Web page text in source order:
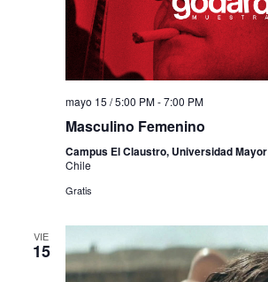
mayo 15 / 5:00 PM-7:00 PM
Masculino Femenino
Campus El Claustro, Universidad Mayor
Chile
Gratis
VIE
15